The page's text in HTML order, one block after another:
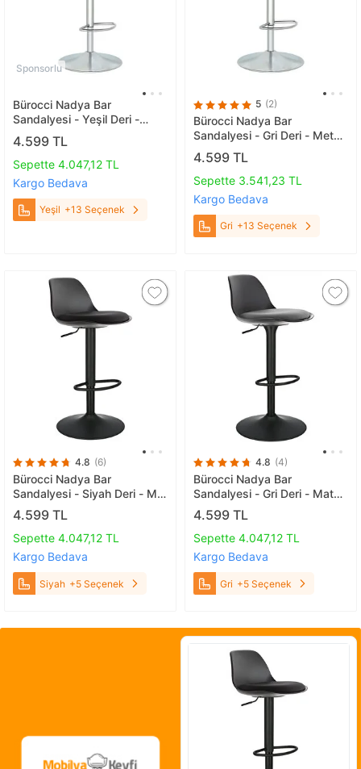
Sponsorlu
Bürocci Nadya Bar
Sandalyesi - Yeşil Deri -
Metal Ayaklı Bar Taburesi -
9537s0110 Yeşil
4.599 TL
Sepette 4.047,12 TL
Kargo Bedava
Yeşil +13 Seçenek
5 (2)
Bürocci Nadya Bar
Sandalyesi - Gri Deri - Metal
Ayaklı Bar Taburesi -
9537s0125 Gri
4.599 TL
Sepette 3.541,23 TL
Kargo Bedava
Gri +13 Seçenek
4.8 (6)
Bürocci Nadya Bar
Sandalyesi - Siyah Deri - Mat
Siyah Ayaklı Yüksek Bar
Taburesi - 9537y0101 Siyah
4.599 TL
Sepette 4.047,12 TL
Kargo Bedava
Siyah +5 Seçenek
4.8 (4)
Bürocci Nadya Bar
Sandalyesi - Gri Deri - Mat
Siyah Ayaklı - 9537y0125 Gri
4.599 TL
Sepette 4.047,12 TL
Kargo Bedava
Gri +5 Seçenek